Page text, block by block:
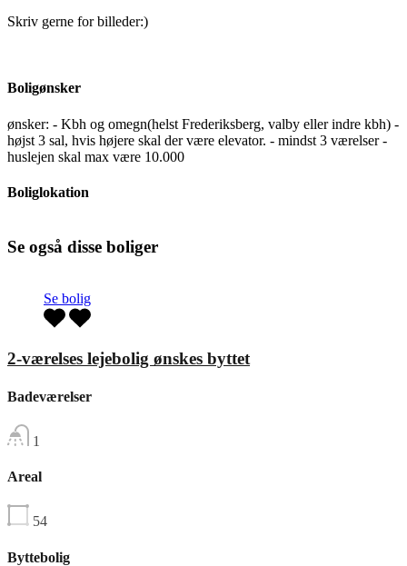
Skriv gerne for billeder:)
Boligønsker
ønsker: - Kbh og omegn(helst Frederiksberg, valby eller indre kbh) -
højst 3 sal, hvis højere skal der være elevator. - mindst 3 værelser -
huslejen skal max være 10.000
Boliglokation
Se også disse boliger
Se bolig
2-værelses lejebolig ønskes byttet
Badeværelser
1
Areal
54
Byttebolig